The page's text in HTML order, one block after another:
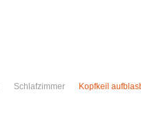
Schlafzimmer Kopfkeil